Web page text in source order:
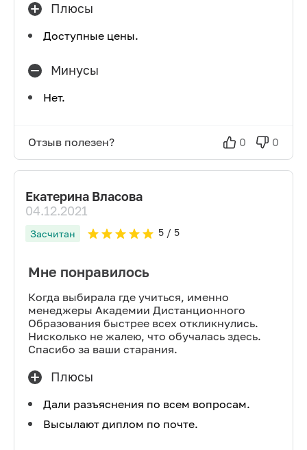
Плюсы
Доступные цены.
Минусы
Нет.
Отзыв полезен? 0 0
Екатерина Власова
04.12.2021
Засчитан 5/ 5
Мне понравилось
Когда выбирала где учиться, именно
менеджеры Академии Дистанционного
Образования быстрее всех откликнулись.
Нисколько не жалею, что обучалась здесь.
Спасибо за ваши старания.
Плюсы
Дали разъяснения по всем вопросам.
Высылают диплом по почте.